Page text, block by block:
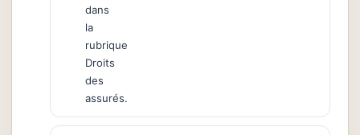
dans
la
rubrique
Droits
des
assurés.